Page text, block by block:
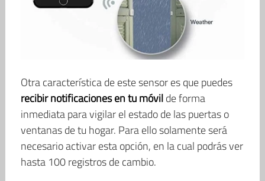
Otra característica de este sensor es que puedes
recibir notificaciones en tu móvilde forma
inmediata para vigilar el estado de las puertas o
ventanas de tu hogar. Para ello solamente será
necesario activar esta opción, en la cual podrás ver
hasta 100 registros de cambio.